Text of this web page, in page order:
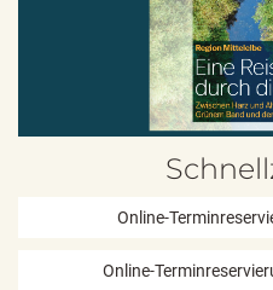
Online-
Online-